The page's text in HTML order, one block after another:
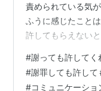
責められている気
ふうに感じたこと
許してもらえない
あるよね。でも最
感じたのは、 謝る
#謝っても許してく
#謝罪しても許して
#コミュニケーショ